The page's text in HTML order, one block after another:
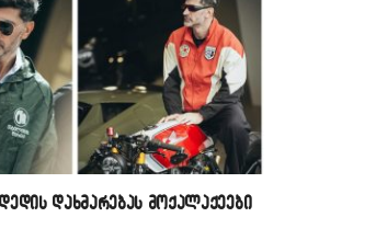
დახმარებას მოქალაქეები